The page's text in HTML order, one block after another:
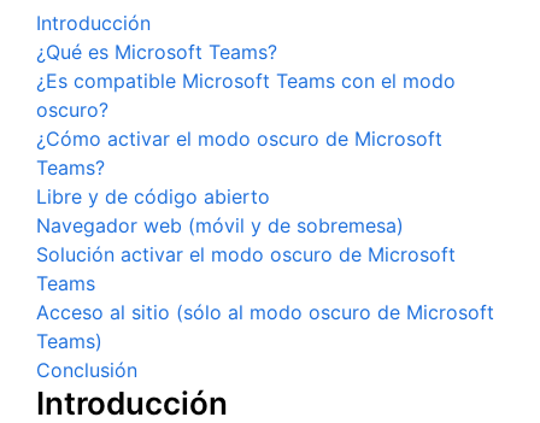
Introducción
¿Qué es Microsoft Teams?
¿Es compatible Microsoft Teams con el modo
oscuro?
¿Cómo activar el modo oscuro de Microsoft
Teams?
Libre y de código abierto
Navegador web (móvil y de sobremesa)
Solución activar el modo oscuro de Microsoft
Teams
Acceso al sitio (sólo al modo oscuro de Microsoft
Teams)
Conclusión
Introducción